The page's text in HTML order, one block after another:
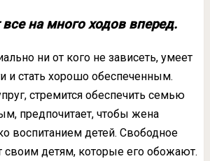
на много ходов вперед.
ни от кого не зависеть, умеет
и стать хорошо обеспеченным.
стремится обеспечить семью
предпочитает, чтобы жена
воспитанием детей. Свободное
своим детям, которые его обожают.